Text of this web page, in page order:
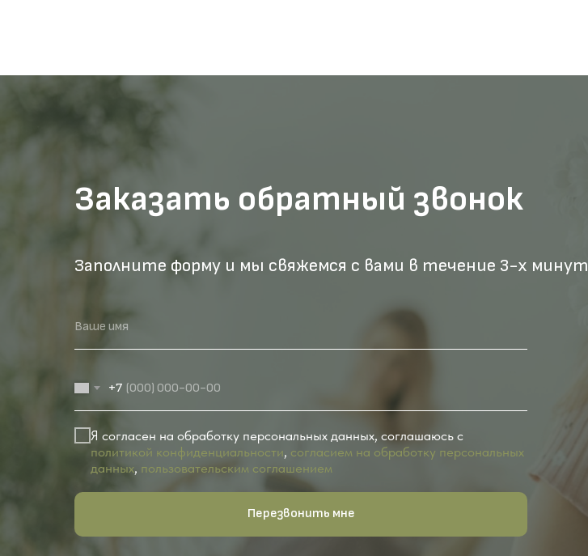
Заказать обратный звонок
Заполните форму и мы свяжемся с вами в течение 3-х минут
Ваше имя
+7
Я согласен на обработку персональных данных, соглашаюсь с
политикой конфиденциальности, согласием на обработку персональных
данных, пользовательским соглашением
Перезвонить мне